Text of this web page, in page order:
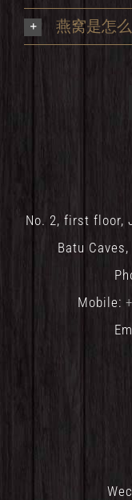
燕窝是怎
No. 2, first floor,
Batu
Mobile: